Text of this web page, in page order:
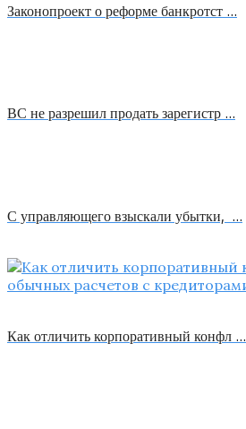
Законопроект о реформе банкротст …
ВС не разрешил продать зарегистр …
С управляющего взыскали убытки, …
Как отличить корпоративный конфл …